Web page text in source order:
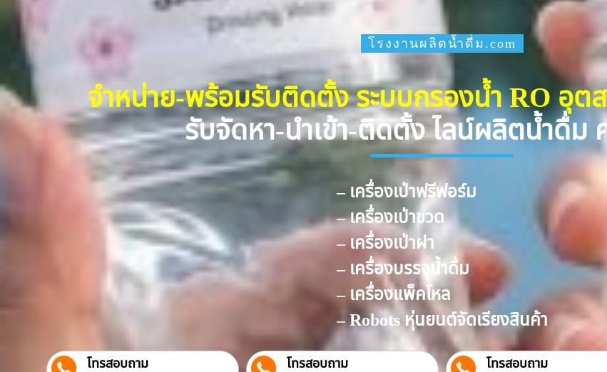
โรงงานผลิตน้ำดื่ม.com
จำหน่าย-พร้อมรับติดตั้ง ระบบกรองน้ำ RO อุต
รับจัดหา-นำเข้า-ติดตั้ง ไลน์ผลิตน้ำดื่ม
– เครื่องเป่าฟรีฟอร์ม
– เครื่องเป่าขวด
– เครื่องเป่าฝา
– เครื่องบรรจุน้ำดื่ม
– เครื่องแพ็คโหล
– Robots หุ่นยนต์จัดเรียงสินค้า
โทรสอบถาม โทรสอบถาม โทรสอบถาม